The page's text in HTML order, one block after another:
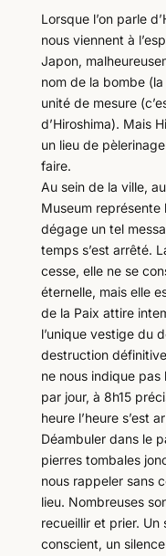
Lorsque l’on parle
nous viennent à
Japon,
nom de la bombe
unité de mesure
d’Hiroshima). Mais
un lieu de
faire.
Au sein de la ville,
Museum représente
dégage un tel
temps s’est arrêté.
cesse, elle ne se
éternelle, mais elle
de la Paix attire
l’unique vestige du
destruction
ne nous indique pas
par jour, à 8h15
heure l’heure s’est
Déambuler dans le
pierres tombales
nous rappeler sans
lieu. Nombreuses
recueillir et prier. Un
conscient, un